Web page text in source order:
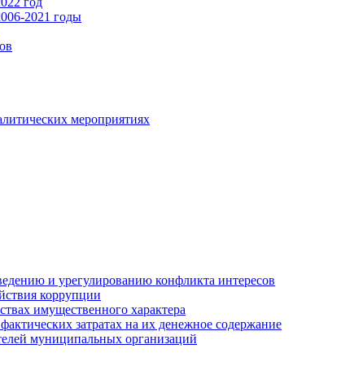
2021 годы
мероприятиях
и урегулированию конфликта интересов
коррупции
имущественного характера
затратах на их денежное содержание
муниципальных организаций